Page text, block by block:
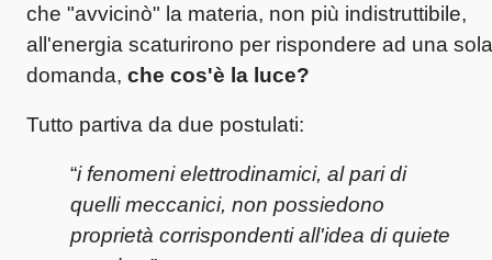
che "avvicinò" la materia, non più indistruttibile,
all'energia scaturirono per rispondere ad una sola
domanda, che cos'è la luce?
Tutto partiva da due postulati:
“i fenomeni elettrodinamici, al pari di
quelli meccanici, non possiedono
proprietà corrispondentiall'idea di quiete